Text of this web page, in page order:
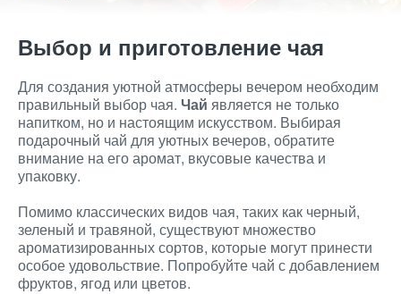
Выбор и приготовление чая
Для создания уютной атмосферы вечером необходим
правильный выбор чая. Чай является не только
напитком, но и настоящим искусством. Выбирая
подарочный чай для уютных вечеров, обратите
внимание на его аромат, вкусовые качества и
упаковку.
Помимо классических видов чая, таких как черный,
зеленый и травяной, существуют множество
ароматизированных сортов, которые могут принести
особое удовольствие. Попробуйте чай с добавлением
фруктов, ягод или цветов.